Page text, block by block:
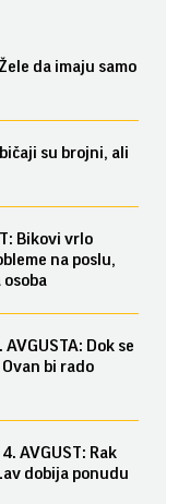
da imaju samo
su brojni, ali
Bikovi vrlo
na poslu,
AVGUSTA: Dok se
bi rado
4. AVGUST: Rak
dobija ponudu